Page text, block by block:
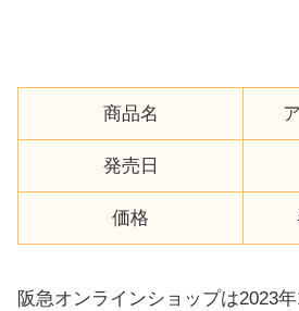
商品名
発売日
価格
阪急オンラインショップは2023